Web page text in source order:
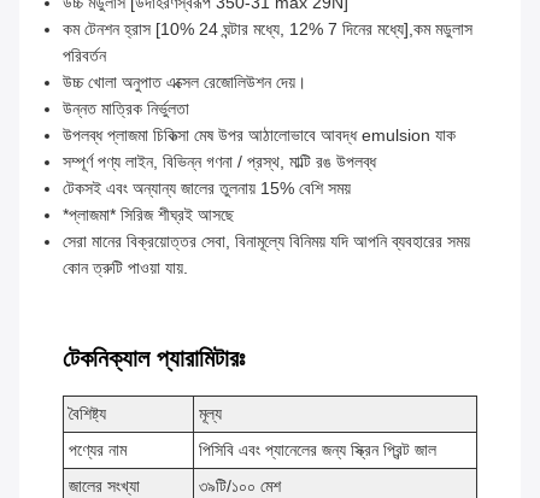
কম টেনশন হ্রাস [10% 24 ঘন্টার মধ্যে, 12% 7 দিনের মধ্যে],কম মডুলাস
পরিবর্তন
উচ্চ খোলা অনুপাত এক্সেল রেজোলিউশন দেয়।
উন্নত মাত্রিক নির্ভুলতা
উপলব্ধ প্লাজমা চিকিত্সা মেষ উপর আঠালোভাবে আবদ্ধ emulsion যাক
সম্পূর্ণ পণ্য লাইন, বিভিন্ন গণনা / প্রস্থ, মাল্টি রঙ উপলব্ধ
টেকসই এবং অন্যান্য জালের তুলনায় 15% বেশি সময়
*প্লাজমা* সিরিজ শীঘ্রই আসছে
সেরা মানের বিক্রয়োত্তর সেবা, বিনামূল্যে বিনিময় যদি আপনি ব্যবহারের সময়
কোন ত্রুটি পাওয়া যায়.
টেকনিক্যাল প্যারামিটারঃ
বৈশিষ্ট্য
মূল্য
পণ্যের নাম
পিসিবি এবং প্যানেলের জন্য স্ক্রিন প্রিন্ট জাল
জালের সংখ্যা
৩৯টি/১০০ মেশ